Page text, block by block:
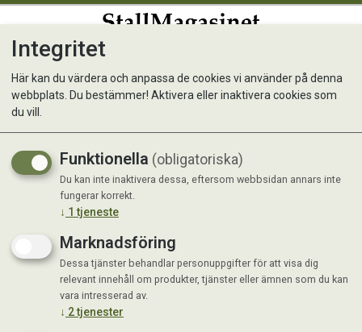
Trikem MSM
För musklernas funktion och nybildning
av celler
Integritet
Här kan du värdera och anpassa de cookies vi använder på denna
webbplats. Du bestämmer! Aktivera eller inaktivera cookies som
du vill.
Funktionella (obligatoriska)
Du kan inte inaktivera dessa, eftersom webbsidan annars inte
fungerar korrekt.
↓ 1 tjeneste
Marknadsföring
Dessa tjänster behandlar personuppgifter för att visa dig
relevant innehåll om produkter, tjänster eller ämnen som du kan
vara intresserad av.
↓ 2tjenester